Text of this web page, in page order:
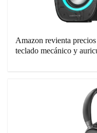
Amazon revienta
teclado mecánico y